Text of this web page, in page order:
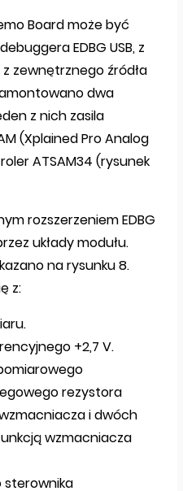
Board może być
EDBG USB, z
zewnętrznego źródła
dwa
z nich zasila
(Xplained Pro Analog
ATSAM34 (rysunek
rozszerzeniem EDBG
układy modułu.
na rysunku 8.
z:
+2,7 V.
rezystora
i dwóch
wzmacniacza
sterownika